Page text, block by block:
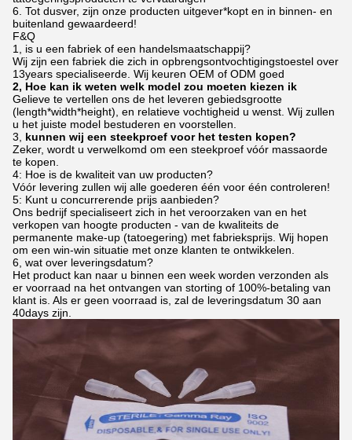
6. Tot dusver, zijn onze producten uitgever*kopt en in binnen- en
buitenland gewaardeerd!
F&Q
1, is u een fabriek of een handelsmaatschappij?
Wij zijn een fabriek die zich in opbrengsontvochtigingstoestel over
13years specialiseerde. Wij keuren OEM of ODM goed
2, Hoe kan ik weten welk model zou moeten kiezen ik
Gelieve te vertellen ons de het leveren gebiedsgrootte
(length*width*height), en relatieve vochtigheid u wenst. Wij zullen
u het juiste model bestuderen en voorstellen.
3, kunnen wij een steekproef voor het testen kopen?
Zeker, wordt u verwelkomd om een steekproef vóór massaorde
te kopen.
4: Hoe is de kwaliteit van uw producten?
Vóór levering zullen wij alle goederen één voor één controleren!
5: Kunt u concurrerende prijs aanbieden?
Ons bedrijf specialiseert zich in het veroorzaken van en het
verkopen van hoogte producten - van de kwaliteits de
permanente make-up (tatoegering) met fabrieksprijs. Wij hopen
om een win-win situatie met onze klanten te ontwikkelen.
6, wat over leveringsdatum?
Het product kan naar u binnen een week worden verzonden als
er voorraad na het ontvangen van storting of 100%-betaling van
klant is. Als er geen voorraad is, zal de leveringsdatum 30 aan
40days zijn.